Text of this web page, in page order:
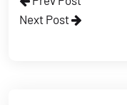
Next Post